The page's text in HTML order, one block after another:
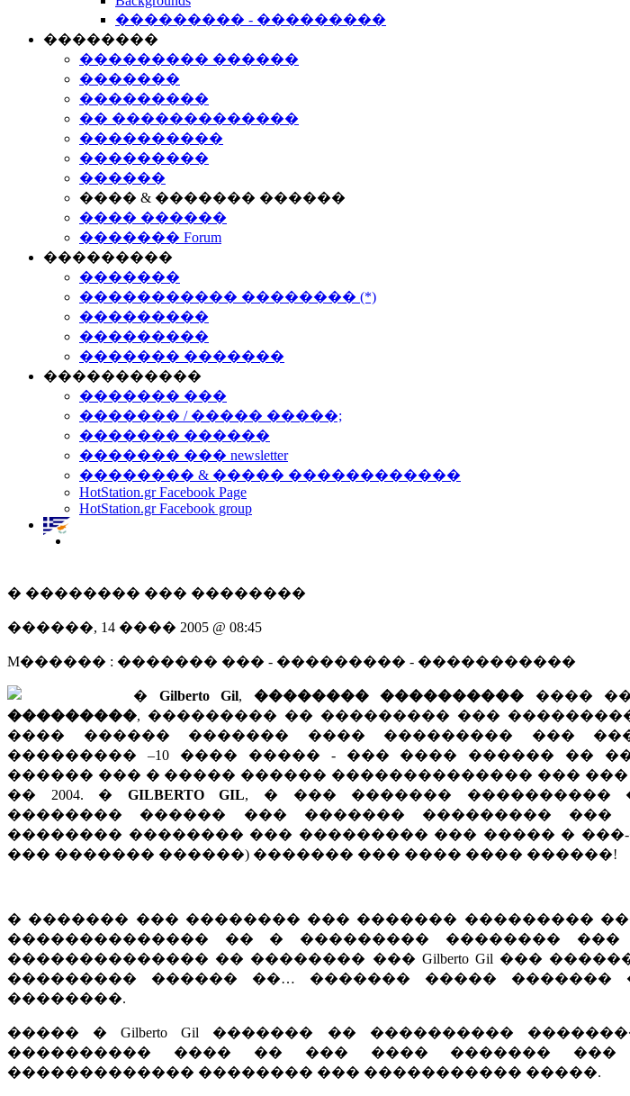
��������� - ���������
��������
��������� ������
�������
���������
�� �������������
����������
���������
������
���� & ������� ������
���� ������
������� Forum
���������
�������
����������� �������� (*)
���������
���������
������� �������
�����������
������� ���
������� / ����� �����;
������� ������
������� ��� newsletter
�������� & ����� ������������
HotStation.gr Facebook Page
HotStation.gr Facebook group
� �������� ��� ��������
������, 14 ���� 2005 @ 08:45
M������ : ������� ��� - ��������� - �����������
� Gilberto Gil, �������� ���������� ����
���������, ��������� �� ��������� ���
���� ������ ������� ���� ��������� ���
��������� –10 ���� ����� - ��� ���� ������ ��
������ ��� � ����� ������ �������������� ���
�� 2004. � GILBERTO GIL, � ��� ������� ����������
�������� ������ ��� ������� ��������� ���
�������� �������� ��� ��������� ��� ����� �
��� ������� ������) ������� ��� ���� ���� ������!
� ������� ��� �������� ��� ������� ���������
�������������� �� � ��������� �������� ���
�������������� �� �������� ��� Gilberto Gil ���
��������� ������ ��… ������� ����� �������
��������.
����� � Gilberto Gil ������� �� ����������
���������� ���� �� ��� ���� �������
������������� �������� ��� ����������� �����.